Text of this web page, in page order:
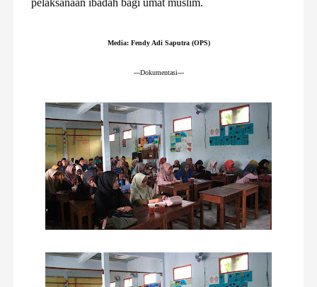
pelaksanaan ibadah bagi umat muslim.
Media: Fendy Adi Saputra (OPS)
---Dokumentasi---